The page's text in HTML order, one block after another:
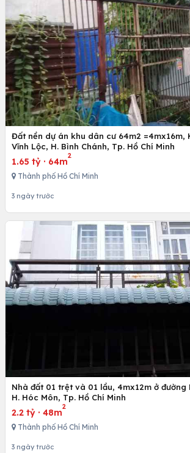
Đất nền dự án khu dân cư 64m2 =4mx16m,
Vĩnh Lộc, H. Bình Chánh, Tp. Hồ Chí Minh
1.65 tỷ · 64m
2
Thành phố Hồ Chí Minh
3 ngày trước
Nhà đất 01 trệt và 01 lầu, 4mx12m ở đường Nguyễn Thị Sáu,
H. Hóc Môn, Tp. Hồ Chí Minh
2.2 tỷ · 48m
2
Thành phố Hồ Chí Minh
3 ngày trước